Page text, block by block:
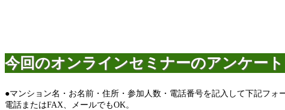
今回のオンラインセミナーのアンケー
●マンション名・お名前・住所・参加人数・電話番号を記入して下記フォ
電話またはFAX、メールでもOK。